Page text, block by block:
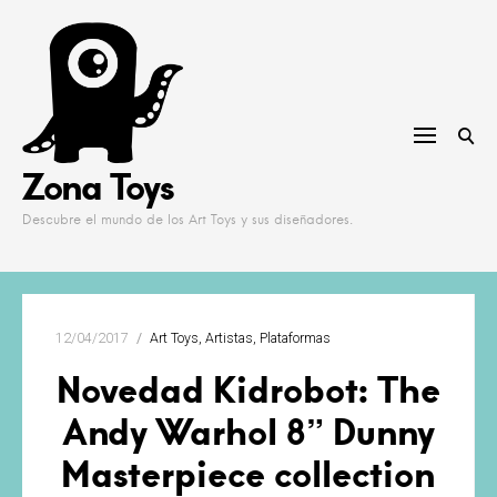
content
Zona Toys
Descubre el mundo de los Art Toys y sus diseñadores.
12/04/2017 Art Toys Artistas Plataformas
Novedad Kidrobot: The
Andy Warhol 8” Dunny
Masterpiece collection